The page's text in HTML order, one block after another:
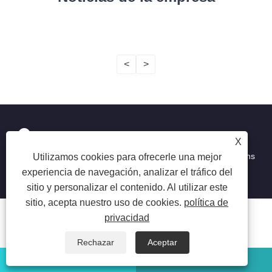
< >
X
Utilizamos cookies para ofrecerle una mejor
experiencia de navegación, analizar el tráfico del
sitio y personalizar el contenido. Al utilizar este
sitio, acepta nuestro uso de cookies. política de
privacidad
Rechazar
Aceptar
Copyright © 2026 Ningbo Ming Da Hai Chen Metal Productions
Co., Ltd. Reservados todos los derechos.